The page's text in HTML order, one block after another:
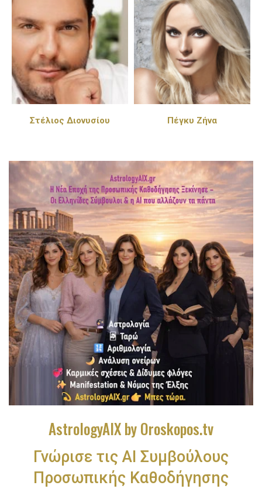
Στέλιος Διονυσίου Πέγκυ Ζήνα
AstrologyAIX by Oroskopos.tv
Γνώρισε τις ΑΙ Συμβούλους
Προσωπικής Καθοδήγησης